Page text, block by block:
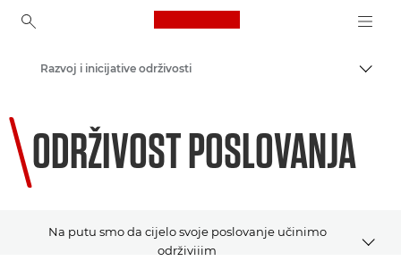
Canon Logo, back to
Razvoj i inicijative održivosti
ODRŽIVOST POSLOVANJA
Na putu smo da cijelo svoje poslovanje učinimo
održivijim